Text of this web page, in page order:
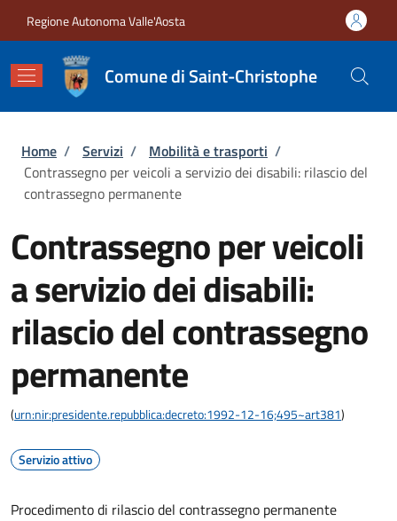
Regione Autonoma Valle'Aosta
Comune di Saint-Christophe
Briciole di pane
Home / Servizi / Mobilità e trasporti /
Contrassegno per veicoli a servizio dei disabili: rilascio del
contrassegno permanente
Contrassegno per veicoli
a servizio dei disabili:
rilascio del contrassegno
permanente
(urn:nir:presidente.repubblica:decreto:1992-12-16;495~art381)
Servizio attivo
Procedimento di rilascio del contrassegno permanente